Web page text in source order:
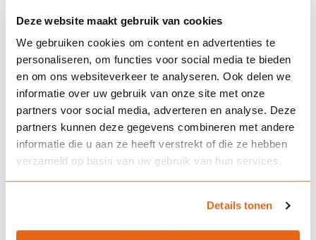
Deze website maakt gebruik van cookies
We gebruiken cookies om content en advertenties te
personaliseren, om functies voor social media te bieden
en om ons websiteverkeer te analyseren. Ook delen we
informatie over uw gebruik van onze site met onze
partners voor social media, adverteren en analyse. Deze
partners kunnen deze gegevens combineren met andere
informatie die u aan ze heeft verstrekt of die ze hebben
verzameld op basis van uw gebruik van hun services.
Details tonen
voor winterbanden.
Versleten banden en uw autoverzekering
Raakt u betrokken bij een ongeval en blijkt dat uw banden te
weinig profiel hebben? Dan kan dat gevolgen hebben voor de
uitkering van uw autoverzekering. Maar het is vooral gevaarlijk,
voor u en uw mede-weggebruikers.